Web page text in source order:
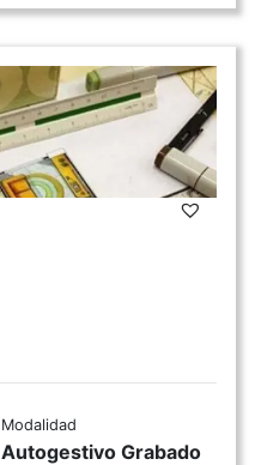
Modalidad
Autogestivo Grabado